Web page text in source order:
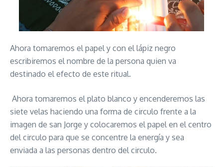
Ahora tomaremos el papel y con el lápiz negro
escribiremos el nombre de la persona quien va
destinado el efecto de este ritual.
Ahora tomaremos el plato blanco y encenderemos las
siete velas haciendo una forma de circulo frente a la
imagen de san Jorge y colocaremos el papel en el centro
del circulo para que se concentre la energía y sea
enviada a las personas dentro del circulo.